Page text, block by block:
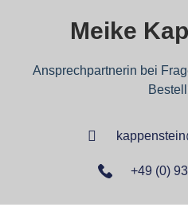
Meike
Ansprechpartnerin bei
+49 (0)